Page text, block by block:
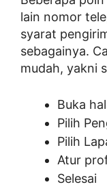
lain nomor
syarat
sebagainya.
mudah, yakni
Buka
Pilih
Pilih
Atur
Selesai